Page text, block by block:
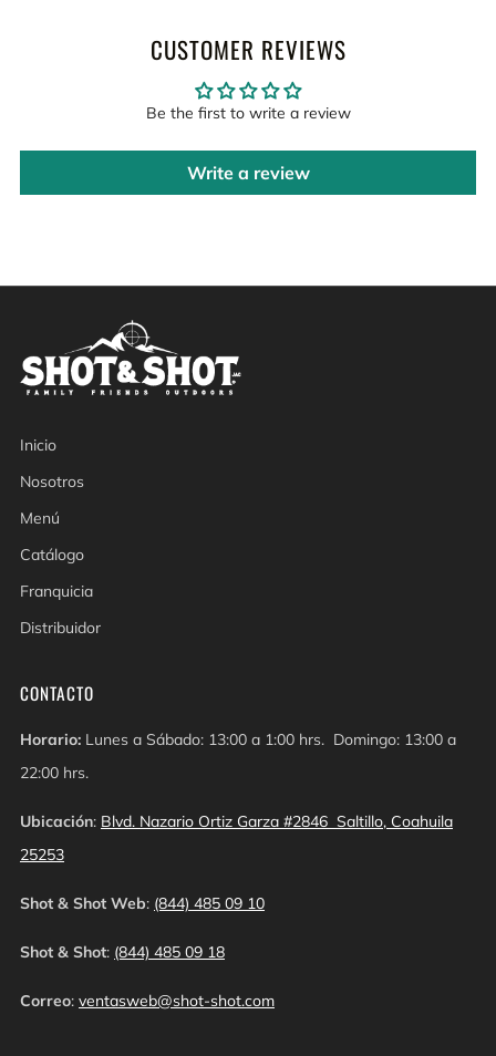
CUSTOMER REVIEWS
Be the first to write a review
Write a review
Inicio
Nosotros
Menú
Catálogo
Franquicia
Distribuidor
CONTACTO
Horario: Lunes a Sábado: 13:00 a 1:00 hrs. Domingo: 13:00 a
22:00 hrs.
Ubicación: Blvd. Nazario Ortiz Garza #2846 Saltillo, Coahuila
25253
Shot & Shot Web: (844) 485 09 10
Shot & Shot: (844) 485 09 18
Correo: ventasweb@shot-shot.com